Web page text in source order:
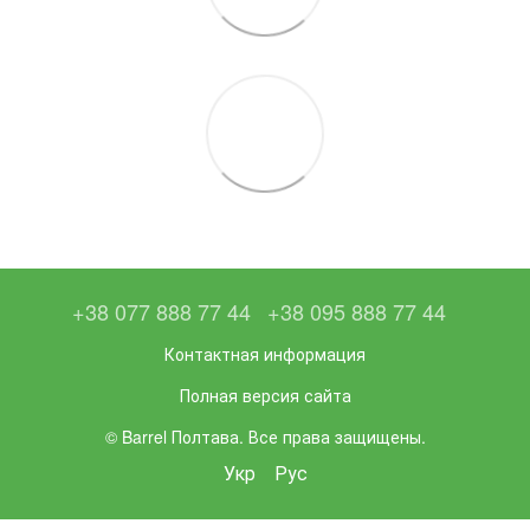
+38 077 888 77 44 +38 095 888 77 44
Контактная информация
Полная версия сайта
© Barrel Полтава. Все права защищены.
Укр Рус